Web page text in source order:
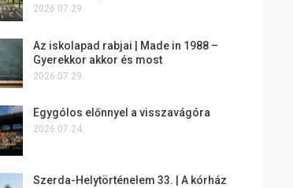
2026.07.29.
Az iskolapad rabjai | Made in 1988 –
Gyerekkor akkor és most
2026.07.29.
Egygólos előnnyel a visszavágóra
2026.07.24.
Szerda-Helytörténelem 33. | A kórház